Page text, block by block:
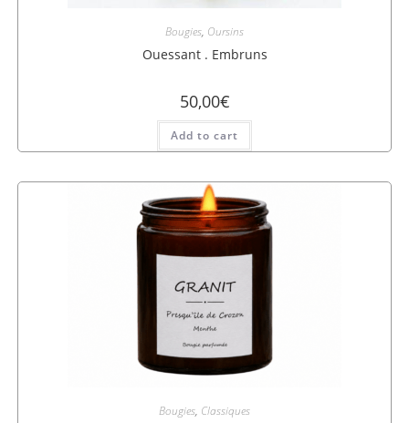
Bougies, Oursins
Ouessant . Embruns
50,00€
Add to cart
Bougies, Classiques